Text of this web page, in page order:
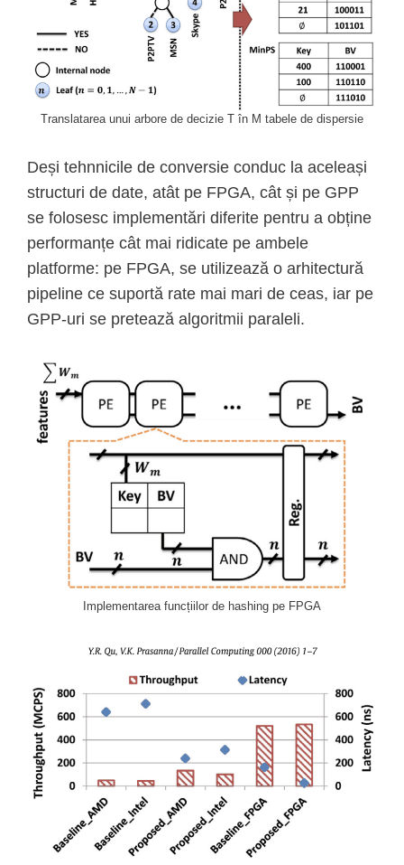
Translatarea unui arbore de decizie T în M tabele de dispersie
Deși tehnnicile de conversie conduc la aceleași
structuri de date, atât pe FPGA, cât și pe GPP
se folosesc implementări diferite pentru a obține
performanțe cât mai ridicate pe ambele
platforme: pe FPGA, se utilizează o arhitectură
pipeline ce suportă rate mai mari de ceas, iar pe
GPP-uri se pretează algoritmii paraleli.
Implementarea funcțiilor de hashing pe FPGA